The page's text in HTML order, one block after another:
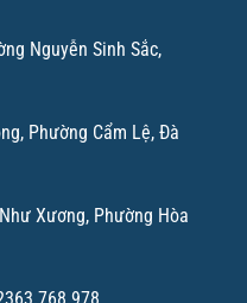
Nguyễn Sinh Sắc,
Phường Cẩm Lệ, Đà
Xương, Phường Hòa